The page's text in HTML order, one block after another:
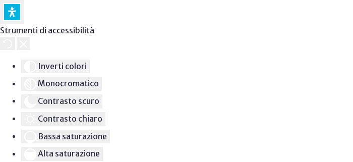
Strumenti di accessibilità
Inverti colori
Monocromatico
Contrasto scuro
Contrasto chiaro
Bassa saturazione
Alta saturazione